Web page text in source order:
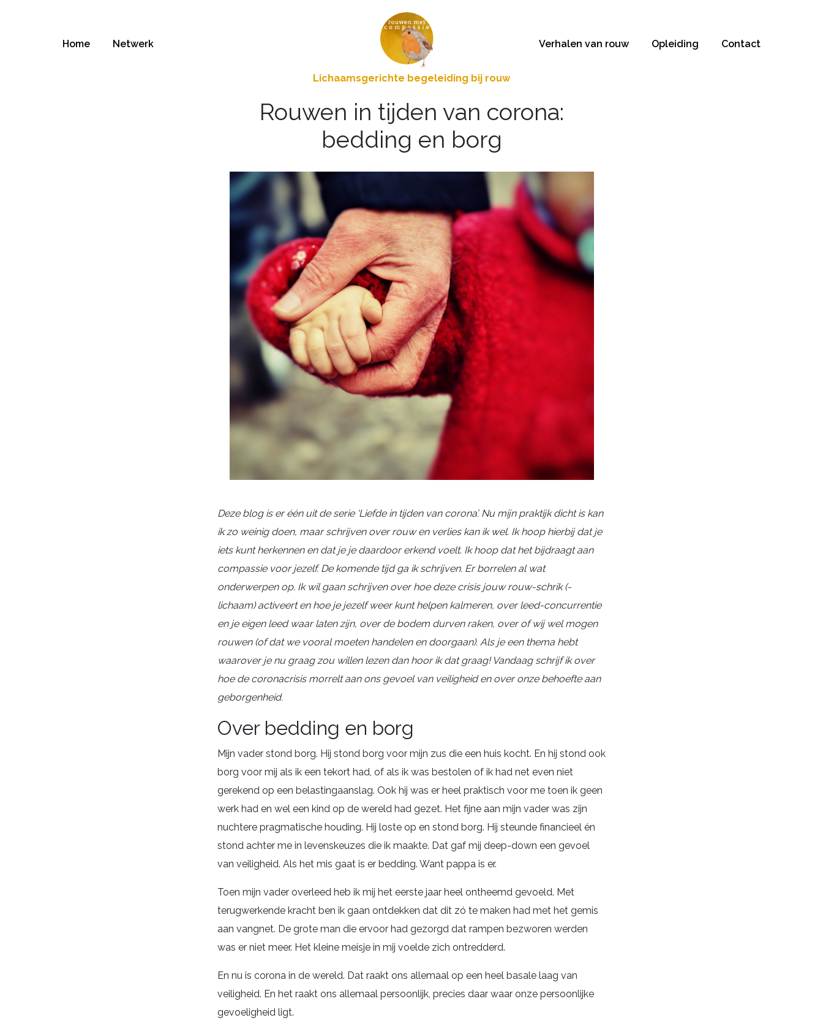
Home Netwerk Verhalen van rouw Opleiding Contact
Lichaamsgerichte begeleiding bij rouw
Rouwen in tijden van corona:
bedding en borg
Deze blog is er één uit de serie ‘Liefde in tijden van corona’. Nu mijn praktijk dicht is kan
ik zo weinig doen, maar schrijven over rouw en verlies kan ik wel. Ik hoop hierbij dat je
iets kunt herkennen en dat je je daardoor erkend voelt. Ik hoop dat het bijdraagt aan
compassie voor jezelf. De komende tijd ga ik schrijven. Er borrelen al wat
onderwerpen op. Ik wil gaan schrijven over hoe deze crisis jouw rouw-schrik (-
lichaam) activeert en hoe je jezelf weer kunt helpen kalmeren, over leed-concurrentie
en je eigen leed waar laten zijn, over de bodem durven raken, over of wij wel mogen
rouwen (of dat we vooral moeten handelen en doorgaan). Als je een thema hebt
waarover je nu graag zou willen lezen dan hoor ik dat graag! Vandaag schrijf ik over
hoe de coronacrisis morrelt aan ons gevoel van veiligheid en over onze behoefte aan
geborgenheid.
Over bedding en borg
Mijn vader stond borg. Hij stond borg voor mijn zus die een huis kocht. En hij stond ook
borg voor mij als ik een tekort had, of als ik was bestolen of ik had net even niet
gerekend op een belastingaanslag. Ook hij was er heel praktisch voor me toen ik geen
werk had en wel een kind op de wereld had gezet. Het fijne aan mijn vader was zijn
nuchtere pragmatische houding. Hij loste op en stond borg. Hij steunde financieel én
stond achter me in levenskeuzes die ik maakte. Dat gaf mij deep-down een gevoel
van veiligheid. Als het mis gaat is er bedding. Want pappa is er.
Toen mijn vader overleed heb ik mij het eerste jaar heel ontheemd gevoeld. Met
terugwerkende kracht ben ik gaan ontdekken dat dit zó te maken had met het gemis
aan vangnet. De grote man die ervoor had gezorgd dat rampen bezworen werden
was er niet meer. Het kleine meisje in mij voelde zich ontredderd.
En nu is corona in de wereld. Dat raakt ons allemaal op een heel basale laag van
veiligheid. En het raakt ons allemaal persoonlijk, precies daar waar onze persoonlijke
gevoeligheid ligt.